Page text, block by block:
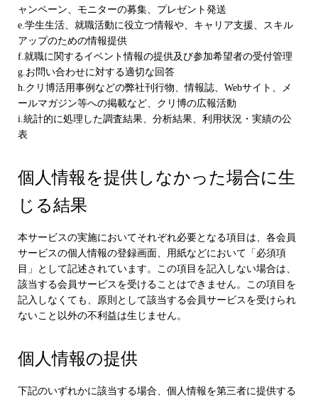
ャンペーン、モニターの募集、プレゼント発送
e.学生生活、就職活動に役立つ情報や、キャリア支援、スキル
アップのための情報提供
f.就職に関するイベント情報の提供及び参加希望者の受付管理
g.お問い合わせに対する適切な回答
h.クリ博活用事例などの弊社刊行物、情報誌、Webサイト、メ
ールマガジン等への掲載など、クリ博の広報活動
i.統計的に処理した調査結果、分析結果、利用状況・実績の公
表
個人情報を提供しなかった場合に生
じる結果
本サービスの実施においてそれぞれ必要となる項目は、各会員
サービスの個人情報の登録画面、用紙などにおいて「必須項
目」として記述されています。この項目を記入しない場合は、
該当する会員サービスを受けることはできません。この項目を
記入しなくても、原則として該当する会員サービスを受けられ
ないこと以外の不利益は生じません。
個人情報の提供
下記のいずれかに該当する場合、個人情報を第三者に提供する